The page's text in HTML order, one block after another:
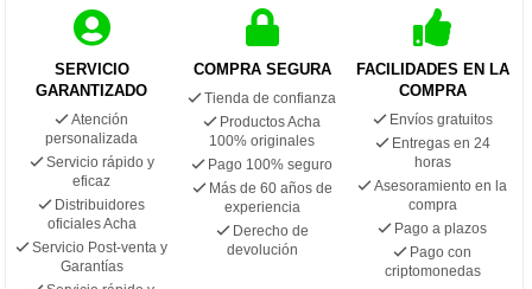
SERVICIO
GARANTIZADO
Atención
personalizada
Servicio rápido y
eficaz
Distribuidores
oficiales Acha
Servicio Post-venta y
Garantías
COMPRA SEGURA
Tienda de confianza
Productos Acha
100% originales
Pago 100% seguro
Más de 60 años de
experiencia
Derecho de
devolución
FACILIDADES EN LA
COMPRA
Envíos gratuitos
Entregas en 24
horas
Asesoramiento en la
compra
Pago a plazos
Pago con
criptomonedas